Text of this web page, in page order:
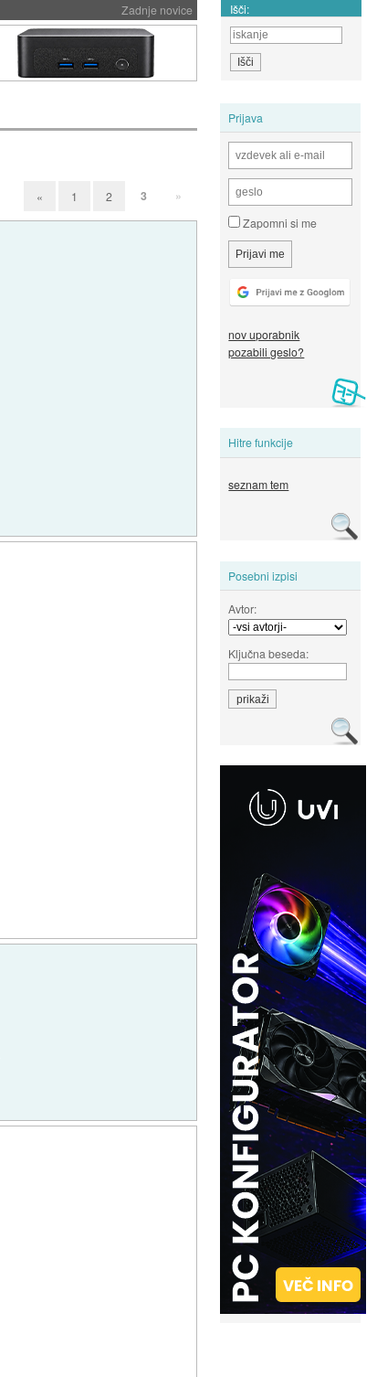
Zadnje novice Išči:
Prijava
Zapomni si me
nov uporabnik
pozabili geslo?
Hitre funkcije
seznam tem
Posebni izpisi
Avtor:
Ključna beseda:
« 1 2 3 »